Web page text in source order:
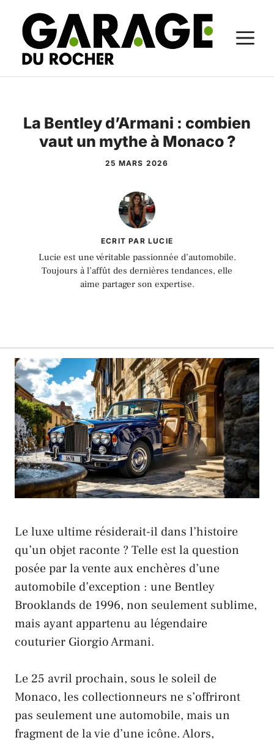
contenu
La Bentley d’Armani : combien
vaut un mythe à Monaco ?
25 MARS 2026
ECRIT PAR LUCIE
Lucie est une véritable passionnée d’automobile.
Toujours à l’affût des dernières tendances, elle
aime partager son expertise.
Le luxe ultime résiderait-il dans l’histoire
qu’un objet raconte ? Telle est la question
posée par la vente aux enchères d’une
automobile d’exception : une Bentley
Brooklands de 1996, non seulement sublime,
mais ayant appartenu au légendaire
couturier Giorgio Armani.
Le 25 avril prochain, sous le soleil de
Monaco, les collectionneurs ne s’offriront
pas seulement une automobile, mais un
fragment de la vie d’une icône. Alors,